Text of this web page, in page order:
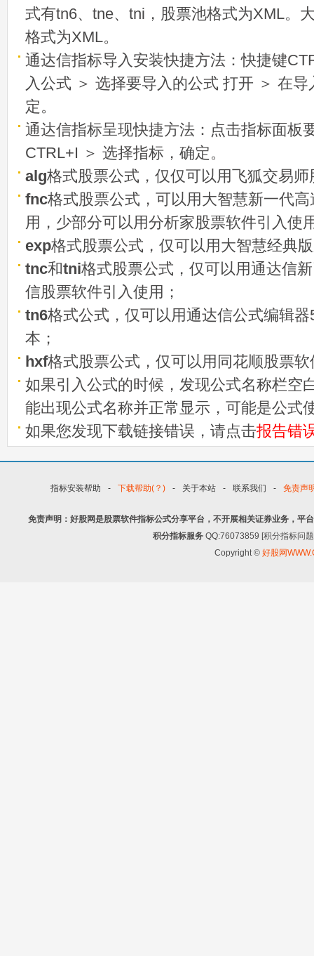
式有tn6、tne、tni，股票池格式为XML。
格式为XML。
通达信指标导入安装快捷方法：快捷键
入公式 ＞ 选择要导入的公式 打开 ＞ 在
定。
通达信指标呈现快捷方法：点击指标面板
CTRL+I ＞ 选择指标，确定。
alg格式股票公式，仅仅可以用飞狐交易
fnc格式股票公式，可以用大智慧新一代
用，少部分可以用分析家股票软件引入使
exp格式股票公式，仅可以用大智慧经典
tnc和tni格式股票公式，仅可以用通达信
信股票软件引入使用；
tn6格式公式，仅可以用通达信公式编辑
本；
hxf格式股票公式，仅可以用同花顺股票
如果引入公式的时候，发现公式名称栏空
能出现公式名称并正常显示，可能是公式
如果您发现下载链接错误，请点击报告错
指标安装帮助 - 下载帮助(？) - 关于本站 - 联系我们 - 免责声
免责声明：好股网是股票软件指标公式分享平台，不开展相关证券业务，平
积分指标服务 QQ:76073859 [积分指标问
Copyright © 好股网